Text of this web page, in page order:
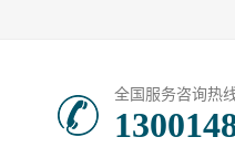
全国服务咨询热